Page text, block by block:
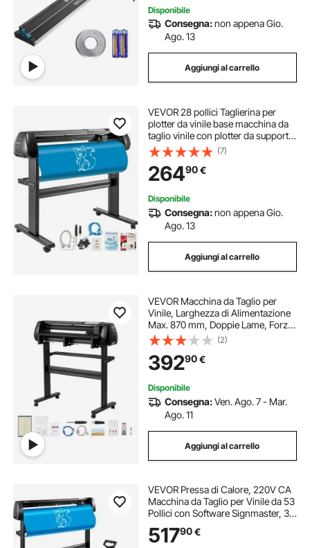
Disponibile
Consegna:non appena Gio.
Ago. 13
Aggiungi al carrello
VEVOR 28 pollici Taglierina per
plotter da vinile base macchina da
taglio vinile con plotter da supporto
Creazione di segni di velocità di
forza regolabile
(7)
26490€
Disponibile
Consegna:non appena Gio.
Ago. 13
Aggiungi al carrello
VEVOR Macchina da Taglio per
Vinile, Larghezza di Alimentazione
Max. 870 mm, Doppie Lame, Forza
e Velocità Regolabili, Display LED,
Stampante per Plotter da Taglio in
Vinile con Software Signmaster
(2)
39290€
Disponibile
Consegna:Ven. Ago. 7 - Mar.
Ago. 11
Aggiungi al carrello
VEVOR Pressa di Calore, 220V CA
Macchina da Taglio per Vinile da 53
Pollici con Software Signmaster, 38
x 30 cm Pressa a Caldo 5 in 1 con
Controller LED Digitale, Plotter da
51790€